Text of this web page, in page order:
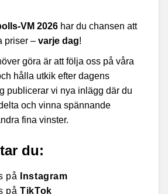
VM 2026 har du chansen att
priser – varje dag!
göra är att följa oss på våra
hålla utkik efter dagens
publicerar vi nya inlägg där du
och vinna spännande
fina vinster.
du:
på
Instagram
på TikTok